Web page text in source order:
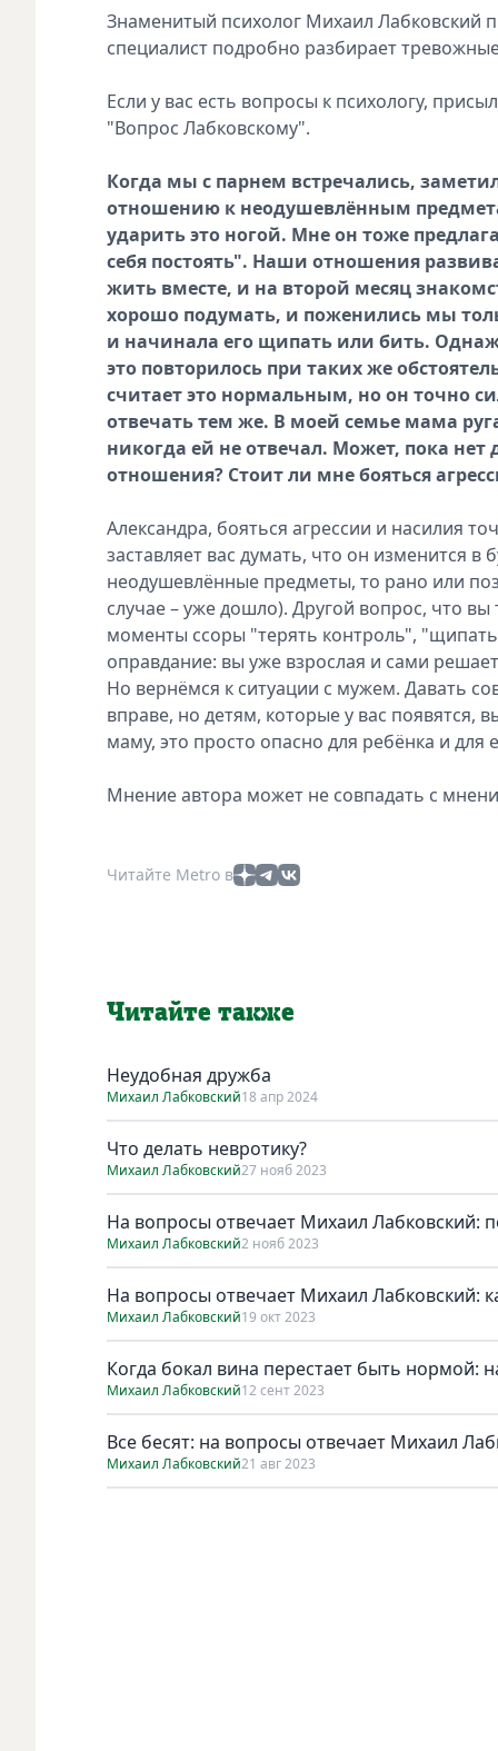
Знаменитый психолог Михаил Лабковский
специалист подробно разбирает
Если у вас есть вопросы к психологу,
"Вопрос Лабковскому".
Когда мы с парнем встречались,
отношению к неодушевлённым
ударить это ногой. Мне он тоже
себя постоять". Наши отношения
жить вместе, и на второй месяц
хорошо подумать, и поженились мы
и начинала его щипать или бить.
это повторилось при таких же
считает это нормальным, но он точно
отвечать тем же. В моей семье мама
никогда ей не отвечал. Может, пока
отношения? Стоит ли мне бояться
Александра, бояться агрессии и насилия
заставляет вас думать, что он изменится
неодушевлённые предметы, то рано или
случае – уже дошло). Другой вопрос, что
моменты ссоры "терять контроль",
оправдание: вы уже взрослая и сами
Но вернёмся к ситуации с мужем. Давать
вправе, но детям, которые у вас появятся,
маму, это просто опасно для ребёнка и
Мнение автора может не совпадать с
Читайте Metro в
Читайте также
Неудобная дружба
Михаил Лабковский18 апр 2024
Что делать невротику?
Михаил Лабковский27 нояб 2023
На вопросы отвечает Михаил Лабковский:
Михаил Лабковский2 нояб 2023
На вопросы отвечает Михаил Лабковский:
Михаил Лабковский19 окт 2023
Когда бокал вина перестает быть нормой:
Михаил Лабковский12 сент 2023
Все бесят: на вопросы отвечает Михаил
Михаил Лабковский21 авг 2023